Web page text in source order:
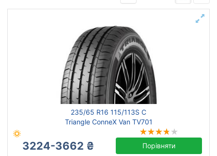
235/65 R16 115/113S C
Triangle ConneX Van TV701
3224-3662 ₴ Порівняти